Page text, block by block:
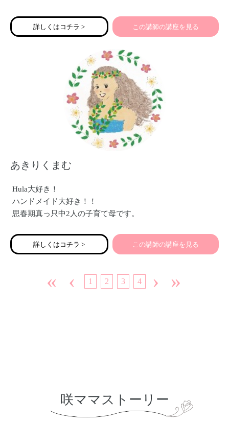
何かを始めるのに遅すぎる事は無いだろうけど、
やはり若くは無いので、自由にどんどん行動出来る時間も
なので、小さな事でも行動して少しずつでも成長していき
たいと思っています。
美容にもとても興味があり、これも仕事にしていきたいと
詳しくはコチラ > この講師の講座を見る
あきりくまむ
Hula大好き！
ハンドメイド大好き！！
思春期真っ只中2人の子育て母です。
詳しくはコチラ > この講師の講座を見る
« ‹ 1 2 3 4 › »
咲ママストーリー